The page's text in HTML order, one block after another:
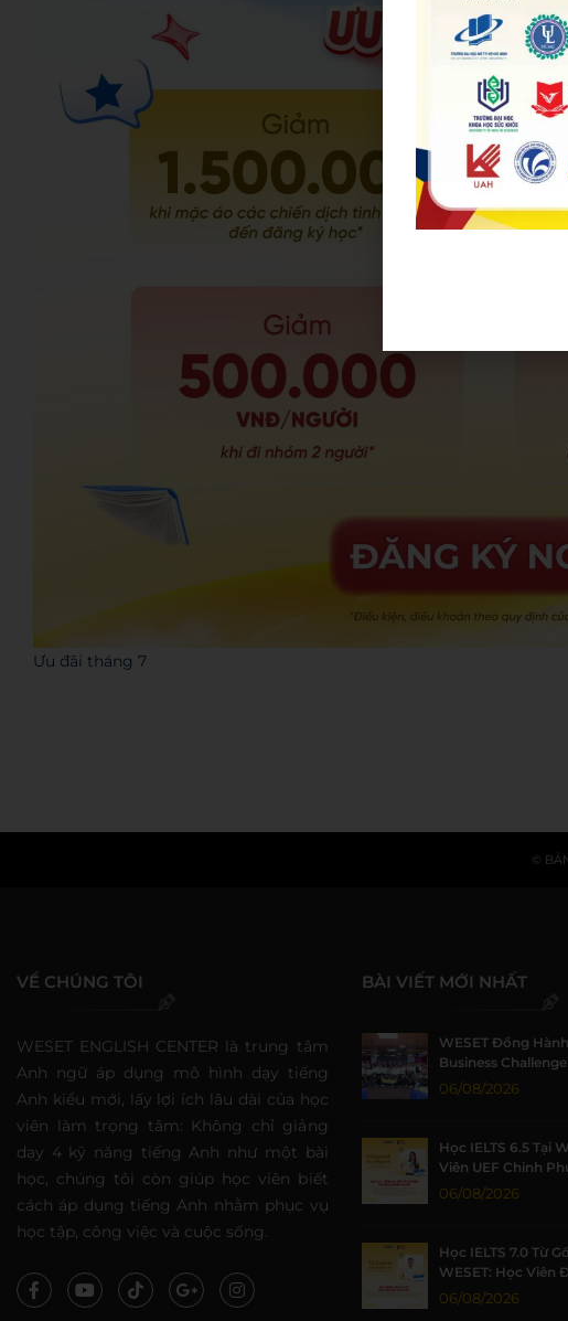
Ưu đãi tháng 7
©
VỀ CHÚNG TÔI
WESET ENGLISH CENTER là trung tâm
Anh ngữ áp dụng mô hình dạy tiếng
Anh kiểu mới, lấy lợi ích lâu dài của học
viên làm trọng tâm: Không chỉ giảng
dạy 4 kỹ năng tiếng Anh như một bài
học, chúng tôi còn giúp học viên biết
cách áp dụng tiếng Anh nhằm phục vụ
học tập, công việc và cuộc sống.
BÀI VIẾT MỚI NHẤT
WESET Đồng
Business
Sức Sinh Viên Khởi
06/08/2026
Học IELTS 6.5 Tại
Viên UEF Chinh
Nhờ Môi Trường
06/08/2026
Học IELTS 7.0 Từ
WESET: Học Viên
TP.HCM Đạt 7.0
06/08/2026